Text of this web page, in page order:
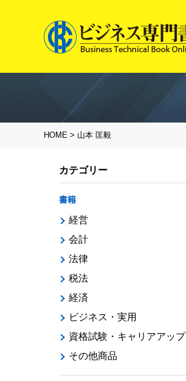
HOME > 山本 匡毅
カテゴリー
書籍
経営
会計
法律
税法
経済
ビジネス・実用
資格試験・キャリアアップ
その他商品